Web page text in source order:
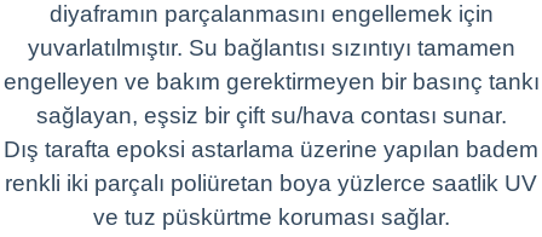
diyaframın parçalanmasını engellemek için
yuvarlatılmıştır. Su bağlantısı sızıntıyı tamamen
engelleyen ve bakım gerektirmeyen bir basınç tankı
sağlayan, eşsiz bir çift su/hava contası sunar.
Dış tarafta epoksi astarlama üzerine yapılan badem
renkli iki parçalı poliüretan boya yüzlerce saatlik UV
ve tuz püskürtme koruması sağlar.